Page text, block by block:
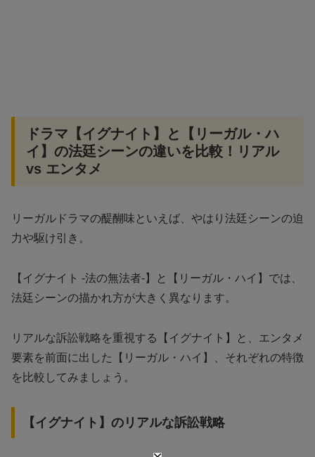
ドラマ【イグナイト】と【リーガル・ハ
イ】の法廷シーンの違いを比較！リアル
vs エンタメ
リーガルドラマの醍醐味といえば、やはり法廷シーンの迫
力や駆け引き。
【イグナイト -法の無法者-】と【リーガル・ハイ】では、
法廷シーンの描かれ方が大きく異なります。
リアルな訴訟戦略を重視する【イグナイト】と、エンタメ
要素を前面に出した【リーガル・ハイ】、それぞれの特徴
を比較してみましょう。
【イグナイト】のリアルな訴訟戦略